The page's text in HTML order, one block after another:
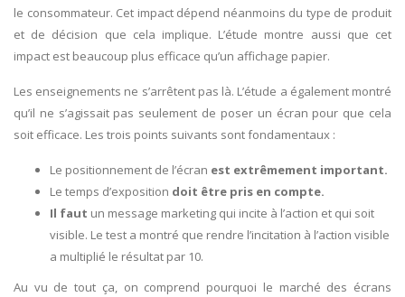
le consommateur. Cet impact dépend néanmoins du type de produit
et de décision que cela implique. L’étude montre aussi que cet
impact est beaucoup plus efficace qu’un affichage papier.
Les enseignements ne s’arrêtent pas là. L’étude a également montré
qu’il ne s’agissait pas seulement de poser un écran pour que cela
soit efficace. Les trois points suivants sont fondamentaux :
Le positionnement de l’écran est extrêmement important.
Le temps d’exposition doit être pris en compte.
Il faut un message marketing qui incite à l’action et qui soit
visible. Le test a montré que rendre l’incitation à l’action visible
a multiplié le résultat par 10.
Au vu de tout ça, on comprend pourquoi le marché des écrans